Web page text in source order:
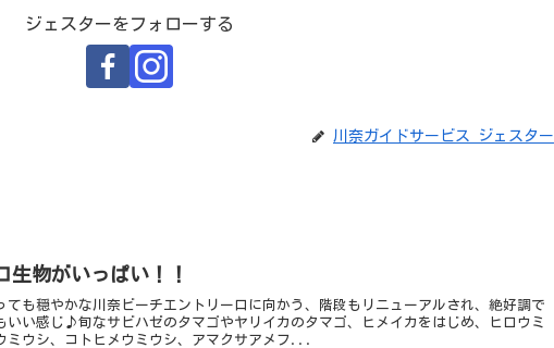
ジェスターをフォローする
川奈ガイドサービス ジェスター
生物がいっぱい！！
ても穏やかな川奈ビーチエントリー口に向かう、階段もリニューアルされ、絶好調で
いい感じ♪旬なサビハゼのタマゴやヤリイカのタマゴ、ヒメイカをはじめ、ヒロウミ
ミウシ、コトヒメウミウシ、アマクサアメフ...